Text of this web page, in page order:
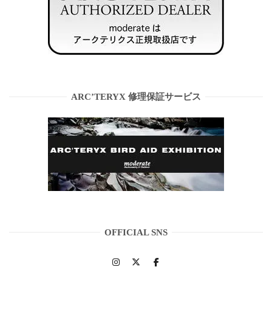
ARC’TERYX 修理保証サービス
OFFICIAL SNS